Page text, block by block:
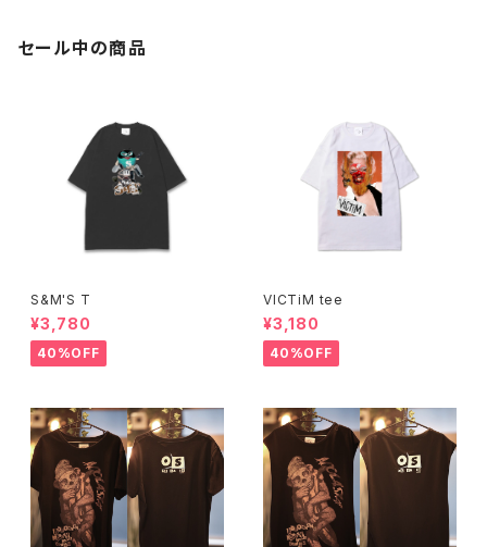
セール中の商品
S&M'S T
¥3,780
40%OFF
VICTiM tee
¥3,180
40%OFF